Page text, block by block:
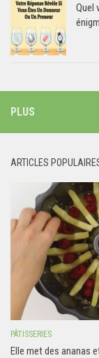
Quel
PLUS
ARTICLES
PÂTISSERIES
Elle met des ananas